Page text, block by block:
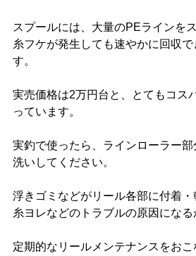
スプールには、大量のPEラインを
糸フケが発生しても速やかに回収
す。
実売価格は2万円台と、とてもコス
っています。
実釣で使ったら、ラインローラー
洗いしてください。
浮きゴミなどがリール各部に付着・
糸ヨレなどのトラブルの原因になる
定期的なリールメンテナンスをお